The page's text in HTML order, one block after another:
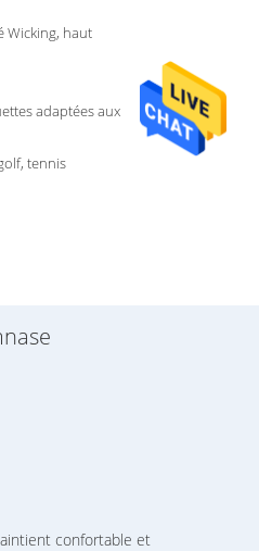
Wicking, haut
adaptées aux
tennis
confortable et